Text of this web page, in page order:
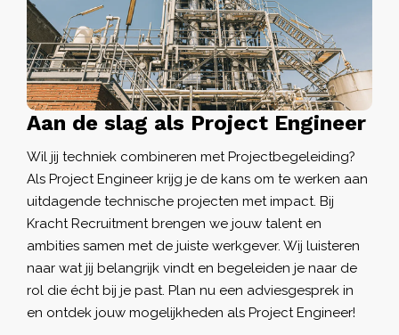
Aan de slag als Project Engineer
Wil jij techniek combineren met Projectbegeleiding?
Als Project Engineer krijg je de kans om te werken aan
uitdagende technische projecten met impact. Bij
Kracht Recruitmentbrengen we jouw talent en
ambities samen met de juiste werkgever. Wij luisteren
naar wat jij belangrijk vindt en begeleiden je naar de
rol die écht bij je past. Plan nu een adviesgesprek in
en ontdek jouw mogelijkheden als Project Engineer!